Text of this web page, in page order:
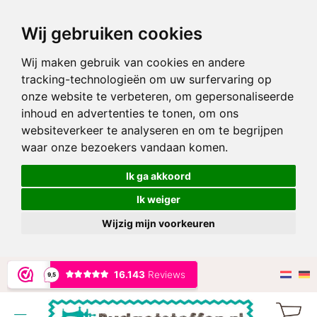
Wij gebruiken cookies
Wij maken gebruik van cookies en andere
tracking-technologieën om uw surfervaring op
onze website te verbeteren, om gepersonaliseerde
inhoud en advertenties te tonen, om ons
websiteverkeer te analyseren en om te begrijpen
waar onze bezoekers vandaan komen.
Ik ga akkoord
Ik weiger
Wijzig mijn voorkeuren
naar